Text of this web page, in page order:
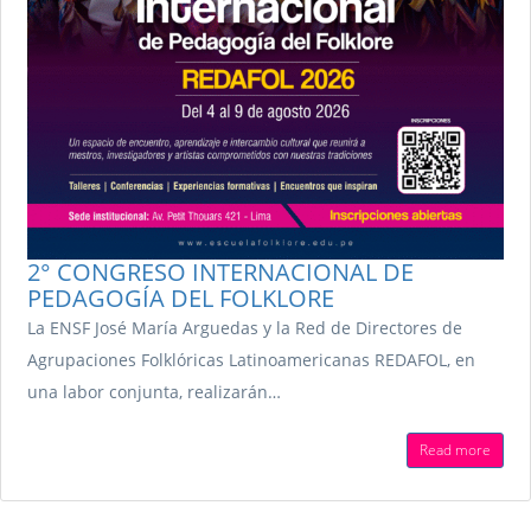
2° CONGRESO INTERNACIONAL DE
PEDAGOGÍA DEL FOLKLORE
La ENSF José María Arguedas y la Red de Directores de
Agrupaciones Folklóricas Latinoamericanas REDAFOL, en
una labor conjunta, realizarán…
Read more